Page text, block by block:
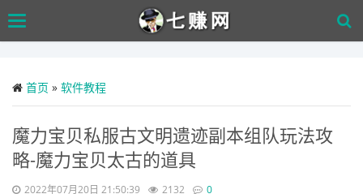
to
main
Toggle
首页 » 软件教程
魔力宝贝私服古文明遗迹副本组队玩法攻
略-魔力宝贝太古的道具
2022年07月20日 21:50:39 2132 0